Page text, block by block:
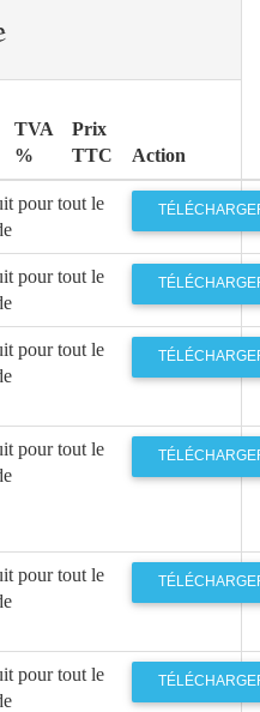
TVA
%
Prix
TTC
Action
pour tout le
pour tout le
pour tout le
pour tout le
pour tout le
pour tout le